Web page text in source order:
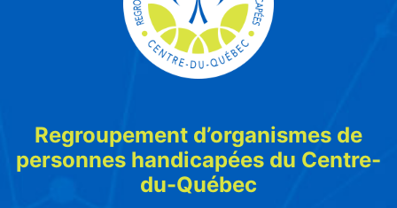
Regroupement d’organismes de
personnes handicapées du Centre-
du-Québec